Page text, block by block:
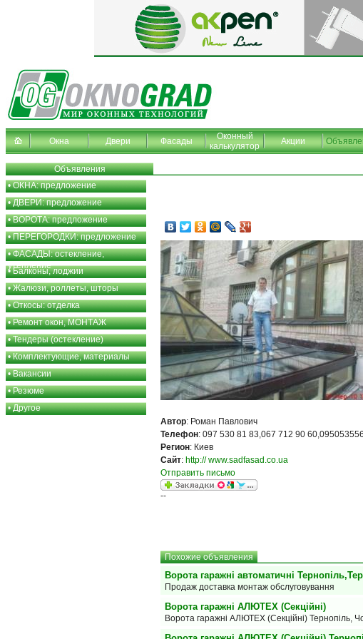
Окна Двери Фасады
Оконный
калькулятор
Акции
Объявления
•ОКНА: предложение
•ДВЕРИ: предложение
•ВОРОТА: предложение
•ПЕРЕГОРОДКИ: предложение
•ФАСАДЫ: остекление,
утепление
•Балконы, лоджии
•Жалюзи, роллеты, шторы
•Откосы: отделка
•Ремонт окон, МОНТАЖ
•Тендеры (остекление)
•Комплектующие, материалы
•Вакансии
•Резюме
•Другое
Автор: Роман Павлович
Телефон: 097 530 81 83,067 712 90
Регион: Киев
Сайт: http:// www.sadfasad.co.ua
Отправить письмо
--
Похожие объявления
Ворота гаражні автоматичні
Продаж доставка монтаж обслуговування
Ворота гаражні АЛЮТЕХ (Секційні)
Ворота гаражні АЛЮТЕХ (Секційні) Тернопіль,